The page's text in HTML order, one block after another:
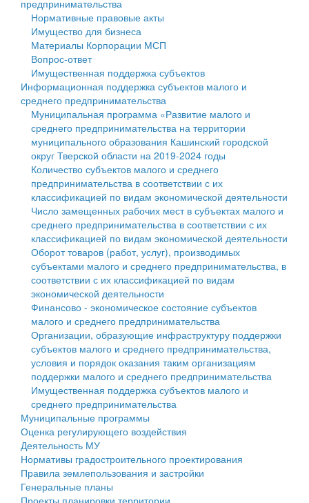
Государственные услуги
Промышленность и АПК
Экономика и бизнес
...
Символика
Устав
Гостям округа
Туризм
Культура
Образование
Здравоохранение
Социальная защита
Фотоальбом
муниципального округа Тверской области
Администрация Кашинского муниципального округа
Тверской области
Управление сельскими территориями
Открытые данные
Работа с обращениями граждан
Муниципальный контроль
Муниципальные услуги
Проекты административных регламентов
Антимонопольный комплаенс
Противодействие коррупции
Финансовое управление
Бюджет для граждан
Имущество
Выявление правообладателей ранее учтенных
объектов недвижимости
Имущественная поддержка субъектов малого и
среднего предпринимательства
Информационная поддержка субъектов малого и
среднего предпринимательства
Муниципальные программы
Контрольно-счетная палата
Персональные данные
Оценка регулирующего воздействия
Деятельность МУ
Нормативы градостроительного проектирования
Правила землепользования и застройки
Генеральные планы
Проекты планировки территории
предпринимательства
Нормативные правовые акты
Имущество для бизнеса
Материалы Корпорации МСП
Вопрос-ответ
Имущественная поддержка субъектов
Информационная поддержка субъектов малого и
среднего предпринимательства
Муниципальная программа «Развитие малого и
среднего предпринимательства на территории
муниципального образования Кашинский городской
округ Тверской области на 2019-2024 годы
Количество субъектов малого и среднего
предпринимательства в соответствии с их
классификацией по видам экономической деятельности
Число замещенных рабочих мест в субъектах малого и
среднего предпринимательства в соответствии с их
классификацией по видам экономической деятельности
Оборот товаров (работ, услуг), производимых
субъектами малого и среднего предпринимательства, в
соответствии с их классификацией по видам
экономической деятельности
Финансово - экономическое состояние субъектов
малого и среднего предпринимательства
Организации, образующие инфраструктуру поддержки
субъектов малого и среднего предпринимательства,
условия и порядок оказания таким организациям
поддержки малого и среднего предпринимательства
Имущественная поддержка субъектов малого и
среднего предпринимательства
Муниципальные программы
Оценка регулирующего воздействия
Деятельность МУ
Нормативы градостроительного проектирования
Правила землепользования и застройки
Генеральные планы
Проекты планировки территории